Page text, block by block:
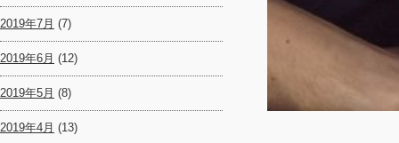
2019年7月 (7)
2019年6月 (12)
2019年5月 (8)
2019年4月 (13)